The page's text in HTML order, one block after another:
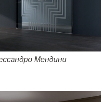
Мендини